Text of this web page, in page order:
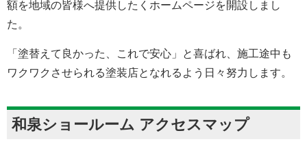
額を地域の皆様へ提供したくホームページを開設しまし
た。
「塗替えて良かった、これで安心」と喜ばれ、施工途中も
ワクワクさせられる塗装店となれるよう日々努力します。
和泉ショールーム アクセスマップ